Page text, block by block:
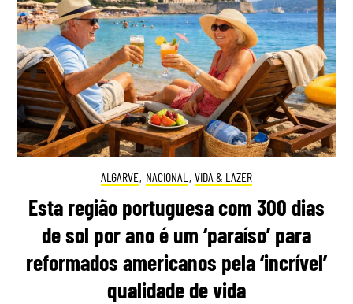
ALGARVE, NACIONAL , VIDA & LAZER
Esta região portuguesa com 300 dias
de sol por ano é um ‘paraíso’ para
reformados americanos pela ‘incrível’
qualidade de vida